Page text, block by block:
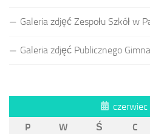
Galeria zdjęć Zespołu Szkół w
Galeria zdjęć Publicznego
P
W Ś C